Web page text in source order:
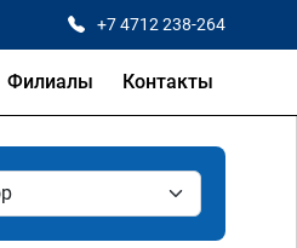
+7 4712 238-264
Филиалы Контакты